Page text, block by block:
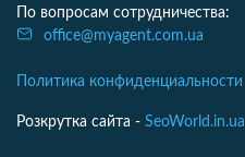
По вопросам сотрудничества:
office@myagent.com.ua
Политика конфиденциальности
Розкрутка сайта - SeoWorld.in.ua